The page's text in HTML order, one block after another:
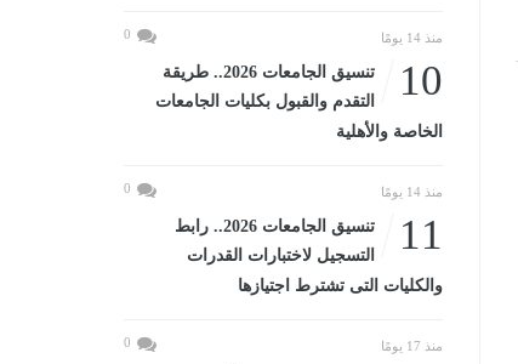
منذ 14 يومًا 0
10
تنسيق الجامعات 2026.. طريقة
التقدم والقبول بكليات الجامعات
الخاصة والأهلية
منذ 14 يومًا 0
11
تنسيق الجامعات 2026.. رابط
التسجيل لاختبارات القدرات
والكليات التى تشترط اجتيازها
منذ 17 يومًا 0